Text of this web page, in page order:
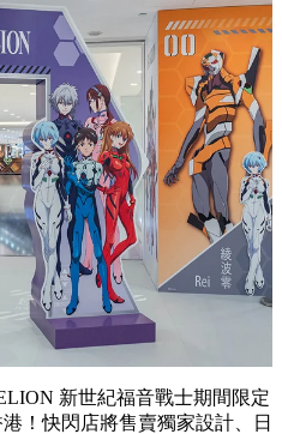
新世紀福音戰士期間限定
！快閃店將售賣獨家設計、日